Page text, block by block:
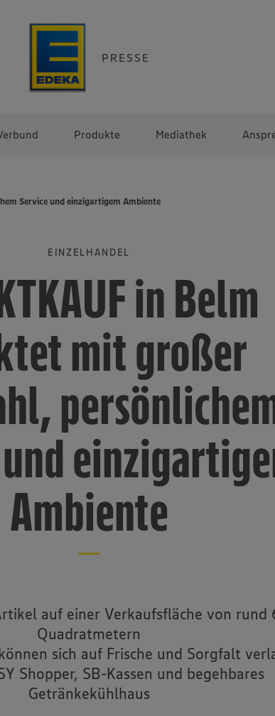
PRESSE
Produkte Mediathek
Service und einzigartigem Ambiente
EINZELHANDEL
in Belm
mit großer
Ambiente
auf einer Verkaufsfläche von rund
Quadratmetern
sich auf Frische und Sorgfalt
Shopper, SB-Kassen und begehbares
Getränkekühlhaus